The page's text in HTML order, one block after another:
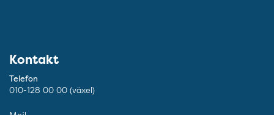
Kontakt
Telefon
010-128 00 00 (växel)